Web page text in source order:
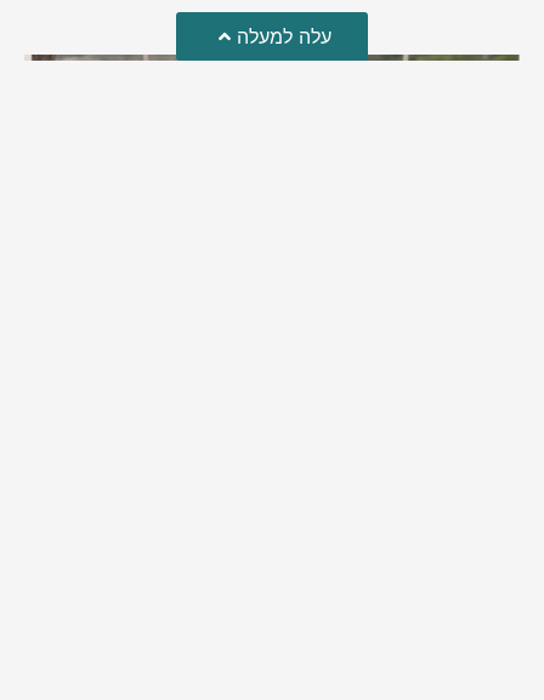
עלה למעלה